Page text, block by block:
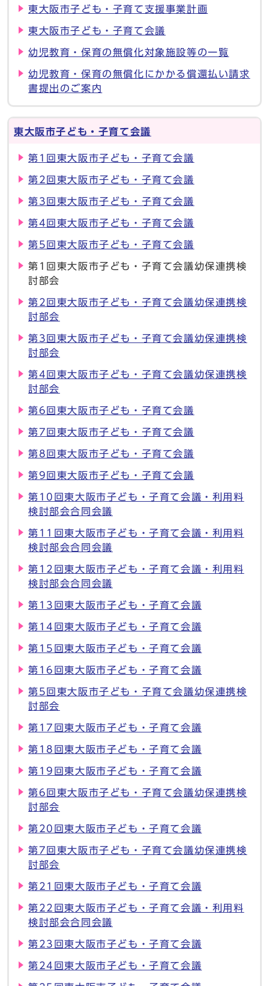
東大阪市子ども・子育て支援事業計画
東大阪市子ども・子育て会議
幼児教育・保育の無償化対象施設等の一覧
幼児教育・保育の無償化にかかる償還払い請求
書提出のご案内
東大阪市子ども・子育て会議
第1回東大阪市子ども・子育て会議
第2回東大阪市子ども・子育て会議
第3回東大阪市子ども・子育て会議
第4回東大阪市子ども・子育て会議
第5回東大阪市子ども・子育て会議
第1回東大阪市子ども・子育て会議幼保連携検
討部会
第2回東大阪市子ども・子育て会議幼保連携検
討部会
第3回東大阪市子ども・子育て会議幼保連携検
討部会
第4回東大阪市子ども・子育て会議幼保連携検
討部会
第6回東大阪市子ども・子育て会議
第7回東大阪市子ども・子育て会議
第8回東大阪市子ども・子育て会議
第9回東大阪市子ども・子育て会議
第10回東大阪市子ども・子育て会議・利用料
検討部会合同会議
第11回東大阪市子ども・子育て会議・利用料
検討部会合同会議
第12回東大阪市子ども・子育て会議・利用料
検討部会合同会議
第13回東大阪市子ども・子育て会議
第14回東大阪市子ども・子育て会議
第15回東大阪市子ども・子育て会議
第16回東大阪市子ども・子育て会議
第5回東大阪市子ども・子育て会議幼保連携検
討部会
第17回東大阪市子ども・子育て会議
第18回東大阪市子ども・子育て会議
第19回東大阪市子ども・子育て会議
第6回東大阪市子ども・子育て会議幼保連携検
討部会
第20回東大阪市子ども・子育て会議
第7回東大阪市子ども・子育て会議幼保連携検
討部会
第21回東大阪市子ども・子育て会議
第22回東大阪市子ども・子育て会議・利用料
検討部会合同会議
第23回東大阪市子ども・子育て会議
第24回東大阪市子ども・子育て会議